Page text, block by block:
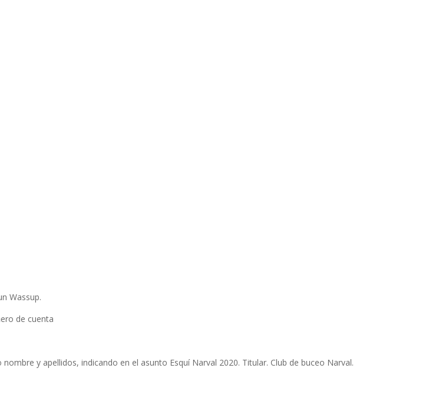
Wassup.
de cuenta
y apellidos, indicando en el asunto Esquí Narval 2020. Titular. Club de buceo Narval.